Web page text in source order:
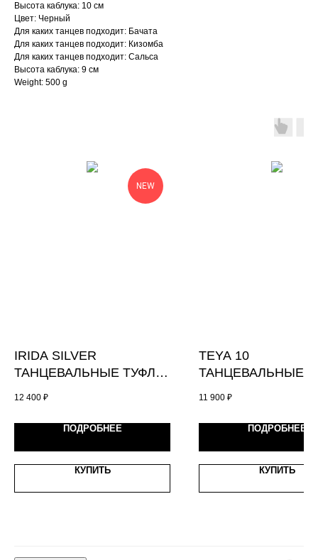
Высота каблука: 10 см
Цвет: Черный
Для каких танцев подходит: Бачата
Для каких танцев подходит: Кизомба
Для каких танцев подходит: Сальса
Высота каблука: 9 см
Weight: 500 g
NEW
IRIDA SILVER
ТАНЦЕВАЛЬНЫЕ ТУФЛИ
12 400 ₽
ПОДРОБНЕЕ
КУПИТЬ
TEYA 10
ТАНЦЕВАЛЬНЫE
11 900 ₽
ПОДРОБНЕЕ
КУПИТЬ